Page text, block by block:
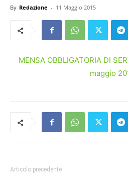
By Redazione - 11 Maggio 2015
MENSA OBBLIGATORIA DI
maggio
Articolo precedente